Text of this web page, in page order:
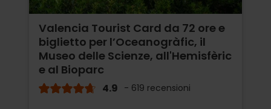
Valencia Tourist Card da 72 ore e
biglietto per l’Oceanogràfic, il
Museo delle Scienze, all'Hemisfèric
e al Bioparc
4.9 - 619 recensioni